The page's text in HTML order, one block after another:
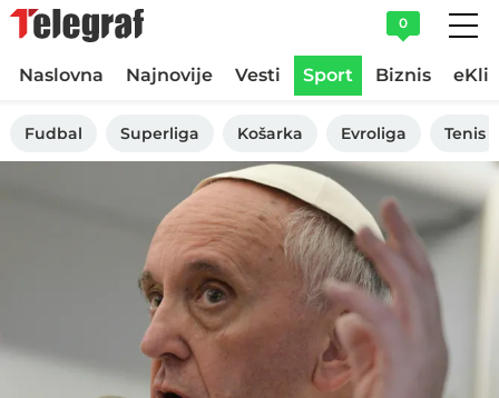
0
Naslovna Najnovije Vesti Sport Biznis
Fudbal Superliga Košarka Evroliga Tenis